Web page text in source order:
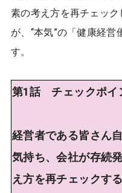
素の考え方を再チェッ
が、“本気”の「健康経
す。
第1話 チェックポイ
経営者である皆さん
気持ち、会社が存続
え方を再チェックする